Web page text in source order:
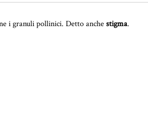
i granuli pollinici. Detto anchestigma.